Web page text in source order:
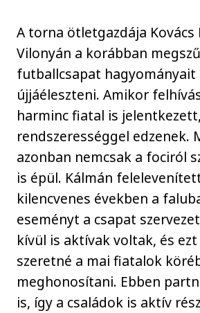
A torna ötletgazdája Kovács
Vilonyán a korábban
futballcsapat hagyományait
újjáéleszteni. Amikor
harminc fiatal is
rendszerességgel edzenek.
azonban nemcsak a fociról
is épül. Kálmán
kilencvenes években a
eseményt a csapat
kívül is aktívak voltak, és
szeretné a mai fiatalok
meghonosítani. Ebben
is, így a családok is aktív